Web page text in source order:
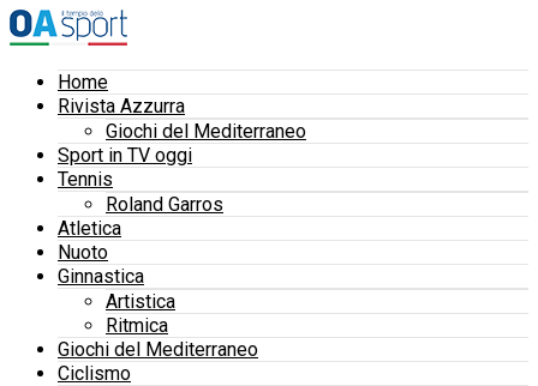
Home
Rivista Azzurra
Giochi del Mediterraneo
Sport in TV oggi
Tennis
Roland Garros
Atletica
Nuoto
Ginnastica
Artistica
Ritmica
Giochi del Mediterraneo
Ciclismo